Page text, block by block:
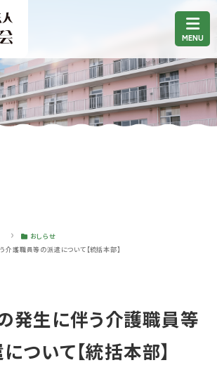
おしらせ
介護職員等の派遣について【統括本部】
発生に伴う介護職員等
ついて【統括本部】